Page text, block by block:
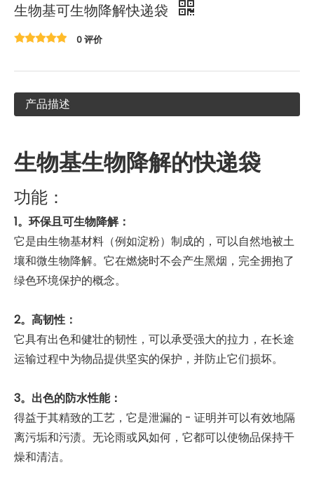
生物基可生物降解快递袋
0 评价
产品描述
生物基生物降解的快递袋
功能：
1。环保且可生物降解：
它是由生物基材料（例如淀粉）制成的，可以自然地被土
壤和微生物降解。它在燃烧时不会产生黑烟，完全拥抱了
绿色环境保护的概念。
2。高韧性：
它具有出色和健壮的韧性，可以承受强大的拉力，在长途
运输过程中为物品提供坚实的保护，并防止它们损坏。
3。出色的防水性能：
得益于其精致的工艺，它是泄漏的 - 证明并可以有效地隔
离污垢和污渍。无论雨或风如何，它都可以使物品保持干
燥和清洁。